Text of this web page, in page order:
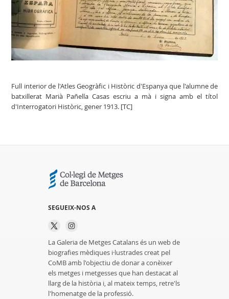
Full interior de l'Atles Geogràfic i Històric d'Espanya que l'alumne de
batxillerat Marià Pañella Casas escriu a mà i signa amb el títol
d'Interrogatori Històric, gener 1913. [TC]
SEGUEIX-NOS A
La Galeria de Metges Catalans és un web de
biografies mèdiques i·lustrades creat pel
CoMB amb l'objectiu de donar a conèixer
els metges i metgesses que han destacat al
llarg de la història i, al mateix temps, retre'ls
l'homenatge de la professió.